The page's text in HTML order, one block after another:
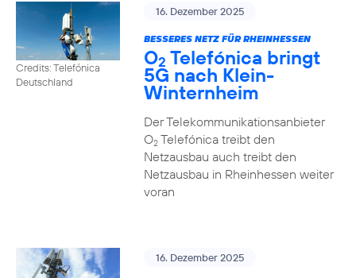
Credits: Telefónica
Deutschland
16. Dezember 2025
BESSERES NETZ FÜR RHEINHESSEN
O2 Telefónica bringt
5G nach Klein-
Winternheim
Der Telekommunikationsanbieter
O2Telefónica treibt den
Netzausbau auch treibt den
Netzausbau in Rheinhessen weiter
voran
16. Dezember 2025